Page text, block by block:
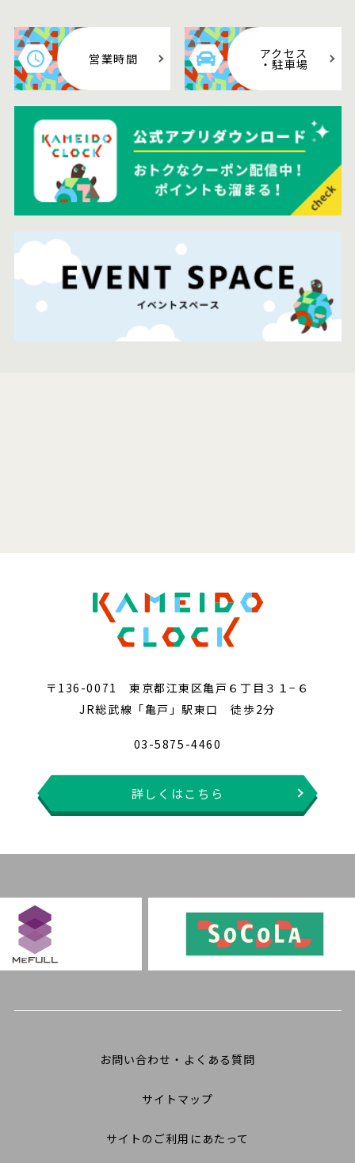
営業時間 アクセス
・駐車場
〒136-0071 東京都江東区亀戸６丁目３１−６
JR総武線「亀戸」駅東口 徒歩2分
03-5875-4460
詳しくはこちら
お問い合わせ・よくある質問
サイトマップ
サイトのご利用にあたって